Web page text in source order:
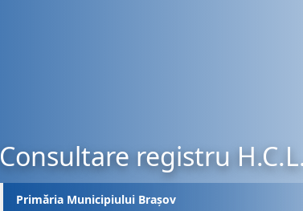
Consultare registru
Primăria Municipiului Brașov